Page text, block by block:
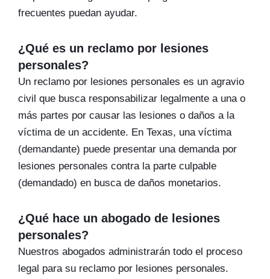
frecuentes puedan ayudar.
¿Qué es un reclamo por lesiones
personales?
Un reclamo por lesiones personales es un agravio
civil que busca responsabilizar legalmente a una o
más partes por causar las lesiones o daños a la
víctima de un accidente. En Texas, una víctima
(demandante) puede presentar una demanda por
lesiones personales contra la parte culpable
(demandado) en busca de daños monetarios.
¿Qué hace un abogado de lesiones
personales?
Nuestros abogados administrarán todo el proceso
legal para su reclamo por lesiones personales.